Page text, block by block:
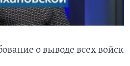
о выводе всех войск